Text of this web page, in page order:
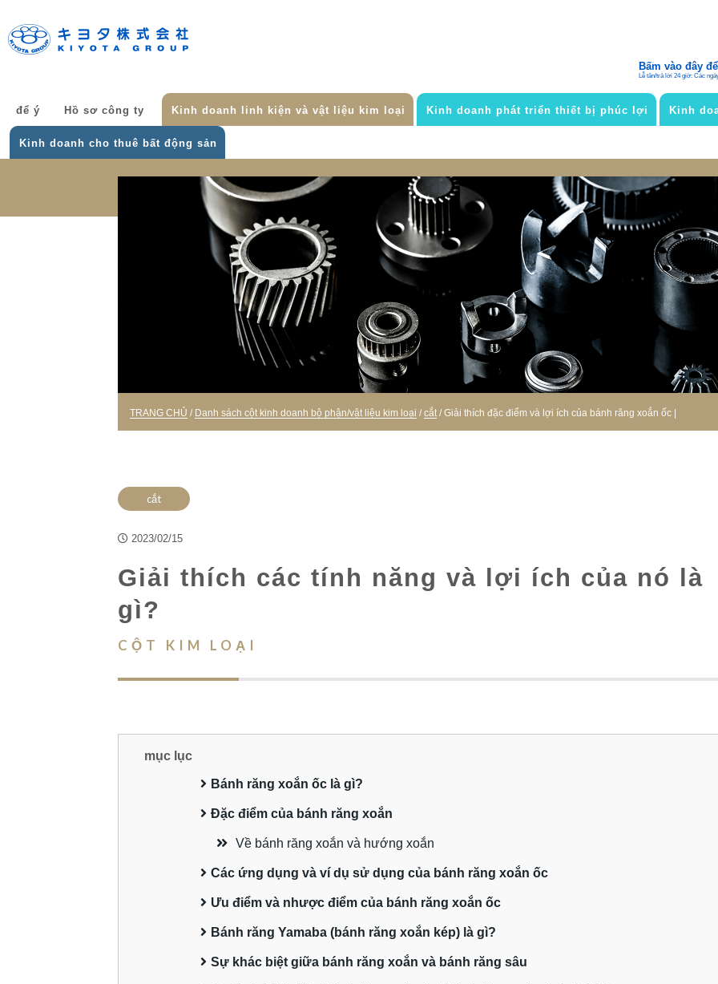
Bấm vào đây
Lễ tân/trả lời 24 giờ: Các
để ý Hồ sơ công ty Kinh doanh linh kiện và vật liệu kim loại Kinh doanh phát triển thiết bị phúc lợi Kinh
Kinh doanh cho thuê bất động sảnChuyên mục kinh doanh bộ phận/vật liệu kim loại
TRANG CHỦ / Danh sách cột kinh doanh bộ phận/vật liệu kim loại /cắt / Giải thích đặc điểm và lợi ích của bánh răng xoắn ốc |
cắt
2023/02/15
Giải thích các tính năng và lợi ích của nó là
gì?
CỘT KIM LOẠI
mục lục
Bánh răng xoắn ốc là gì?
Đặc điểm của bánh răng xoắn
Về bánh răng xoắn và hướng xoắn
Các ứng dụng và ví dụ sử dụng của bánh răng xoắn ốc
Ưu điểm và nhược điểm của bánh răng xoắn ốc
Bánh răng Yamaba (bánh răng xoắn kép) là gì?
Sự khác biệt giữa bánh răng xoắn và bánh răng sâu